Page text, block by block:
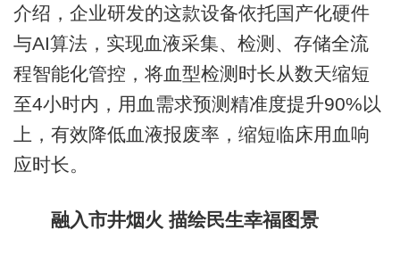
介绍，企业研发的这款设备依托国产化硬件
与AI算法，实现血液采集、检测、存储全流
程智能化管控，将血型检测时长从数天缩短
至4小时内，用血需求预测精准度提升90%以
上，有效降低血液报废率，缩短临床用血响
应时长。
融入市井烟火 描绘民生幸福图景